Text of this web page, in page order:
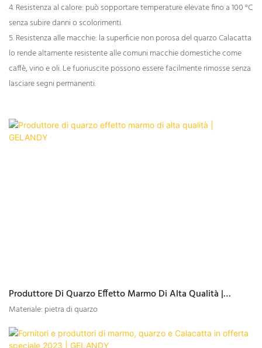
4. Resistenza al calore: può sopportare temperature elevate fino a 100 °C
senza subire danni o scolorimenti.
5. Resistenza alle macchie: la superficie non porosa del quarzo Calacatta
lo rende altamente resistente alle comuni macchie domestiche come
caffè, vino e oli. Le fuoriuscite possono essere facilmente rimosse senza
lasciare segni permanenti.
Produttore Di Quarzo Effetto Marmo Di Alta Qualità |
GELANDY
Materiale: pietra di quarzo